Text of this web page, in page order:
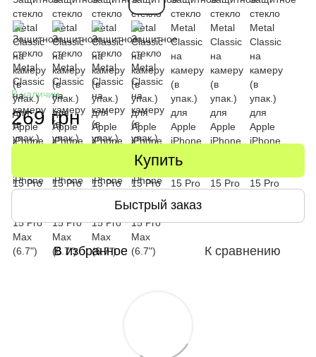
В наличии
269 грн
Купить
Быстрый заказ
В избранное К сравнению